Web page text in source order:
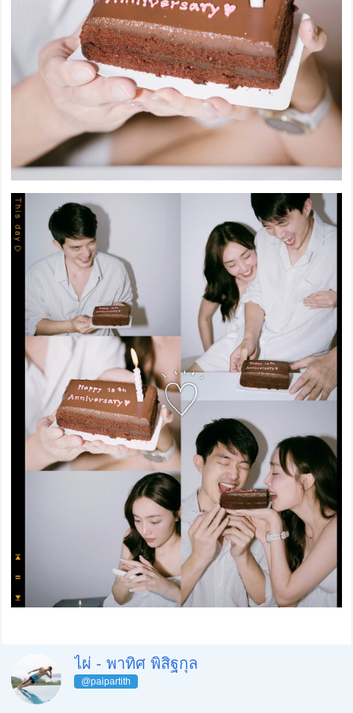
ไผ่ - พาทิศ พิสิฐกุล
@paipartith